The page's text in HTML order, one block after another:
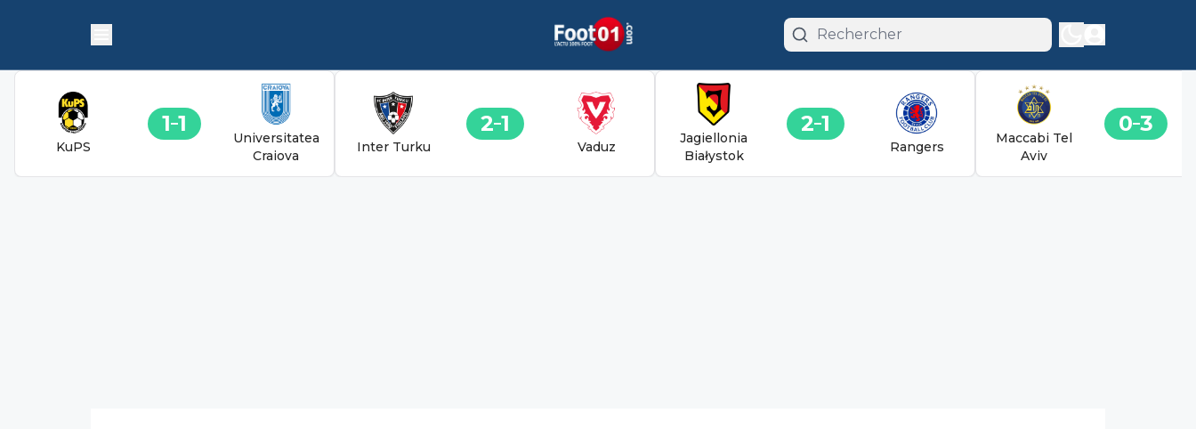
KuPS
1 1
Universitatea
Craiova
Inter Turku
2 1
Vaduz
Jagiellonia
Białystok
2 1
Rangers
Maccabi Tel
Aviv
0 3